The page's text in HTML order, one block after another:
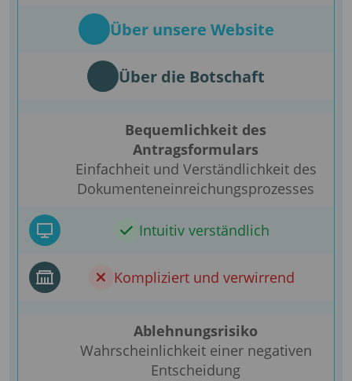
Über unsere Website
Über die Botschaft
Bequemlichkeit des
Antragsformulars
Einfachheit und Verständlichkeit des
Dokumenteneinreichungsprozesses
Intuitiv verständlich
Kompliziert und verwirrend
Ablehnungsrisiko
Wahrscheinlichkeit einer negativen
Entscheidung